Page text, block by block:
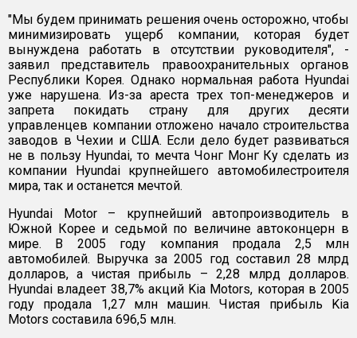
"Мы будем принимать решения очень осторожно, чтобы
минимизировать ущерб компании, которая будет
вынуждена работать в отсутствии руководителя", -
заявил представитель правоохранительных органов
Республики Корея. Однако нормальная работа Hyundai
уже нарушена. Из-за ареста трех топ-менеджеров и
запрета покидать страну для других десяти
управленцев компании отложено начало строительства
заводов в Чехии и США. Если дело будет развиваться
не в пользу Hyundai, то мечта Чонг Монг Ку сделать из
компании Hyundai крупнейшего автомобилестроителя
мира, так и останется мечтой.
Hyundai Motor – крупнейший автопроизводитель в
Южной Корее и седьмой по величине автоконцерн в
мире. В 2005 году компания продала 2,5 млн
автомобилей. Выручка за 2005 год составил 28 млрд
долларов, а чистая прибыль – 2,28 млрд долларов.
Hyundai владеет 38,7% акций Kia Motors, которая в 2005
году продала 1,27 млн машин. Чистая прибыль Kia
Motors составила 696,5 млн.